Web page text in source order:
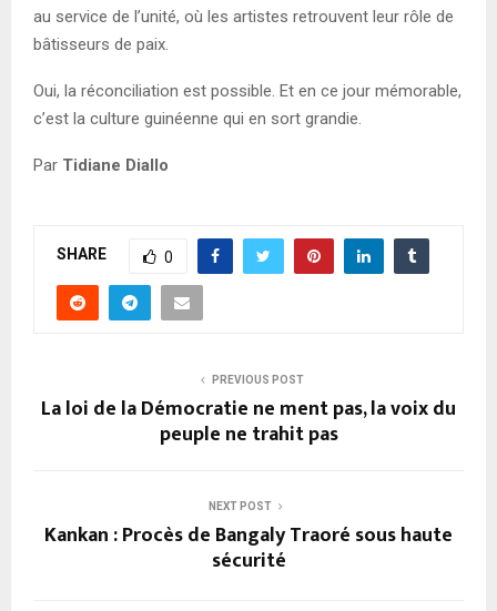
au service de l’unité, où les artistes retrouvent leur rôle de
bâtisseurs de paix.
Oui, la réconciliation est possible. Et en ce jour mémorable,
c’est la culture guinéenne qui en sort grandie.
Par Tidiane Diallo
SHARE 0
PREVIOUS POST
La loi de la Démocratie ne ment pas, la voix du
peuple ne trahit pas
NEXT POST
Kankan : Procès de Bangaly Traoré sous haute
sécurité